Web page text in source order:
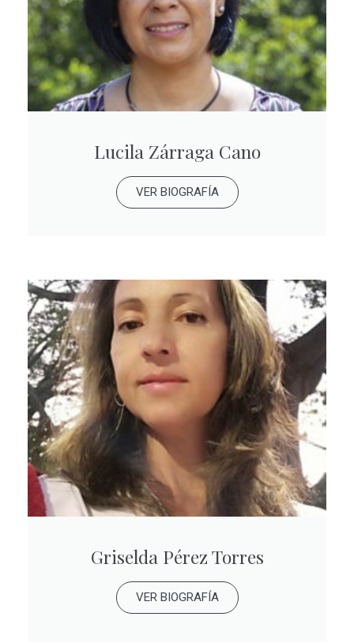
Lucila Zárraga Cano
VER BIOGRAFÍA
Griselda Pérez Torres
VER BIOGRAFÍA